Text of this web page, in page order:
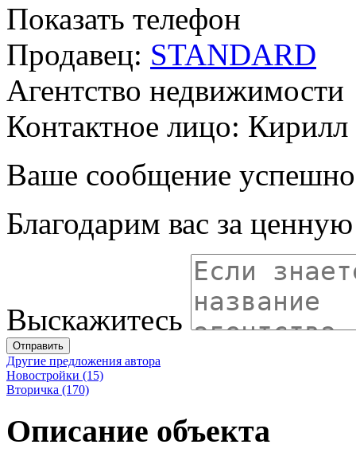
Показать телефон
Продавец: STANDARD
Агентство недвижимости
Контактное лицо: Кирилл
Ваше сообщение успешно
Благодарим вас за
Выскажитесь
Отправить
Другие предложения автора
Новостройки (15)
Вторичка (170)
Описание объекта